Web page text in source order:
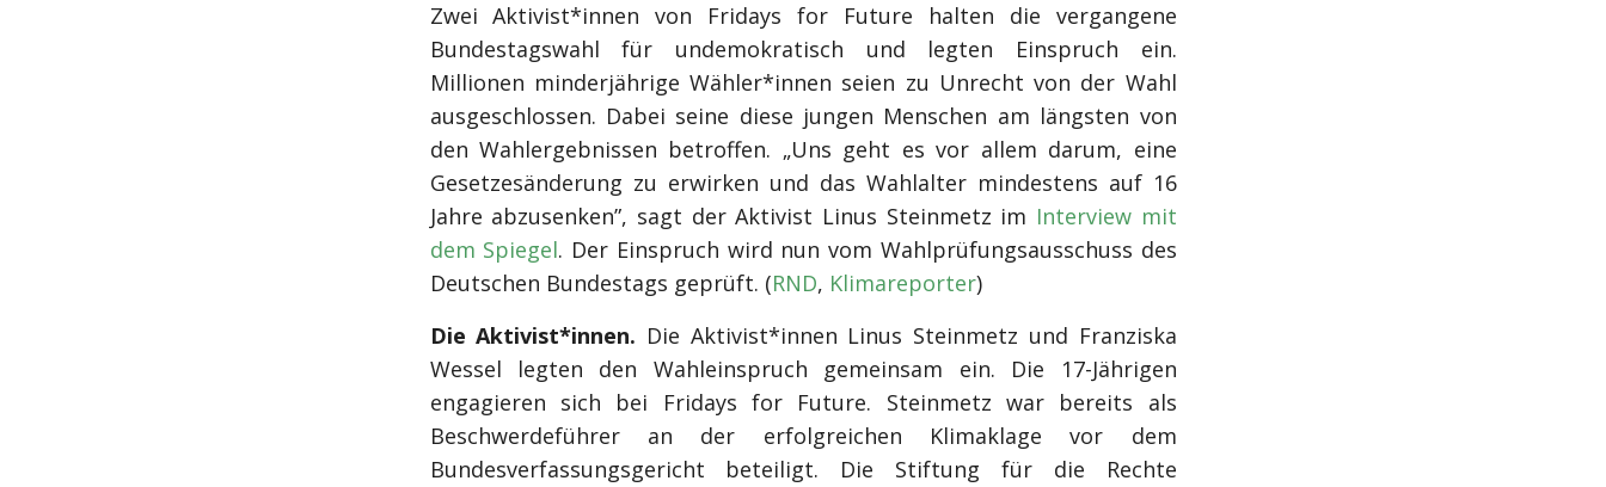
Zwei Aktivist*innen von Fridays for Future halten die vergangene
Bundestagswahl für undemokratisch und legten Einspruch ein.
Millionen minderjährige Wähler*innen seien zu Unrecht von der Wahl
ausgeschlossen. Dabei seine diese jungen Menschen am längsten von
den Wahlergebnissen betroffen. „Uns geht es vor allem darum, eine
Gesetzesänderung zu erwirken und das Wahlalter mindestens auf 16
Jahre abzusenken”, sagt der Aktivist Linus Steinmetz im Interview mit
dem Spiegel. Der Einspruch wird nun vom Wahlprüfungsausschuss des
Deutschen Bundestags geprüft. (RND, Klimareporter)
Die Aktivist*innen. Die Aktivist*innen Linus Steinmetz und Franziska
Wessel legten den Wahleinspruch gemeinsam ein. Die 17-Jährigen
engagieren sich bei Fridays for Future. Steinmetz war bereits als
Beschwerdeführer an der erfolgreichen Klimaklage vor dem
Bundesverfassungsgericht beteiligt. Die Stiftung für die Rechte